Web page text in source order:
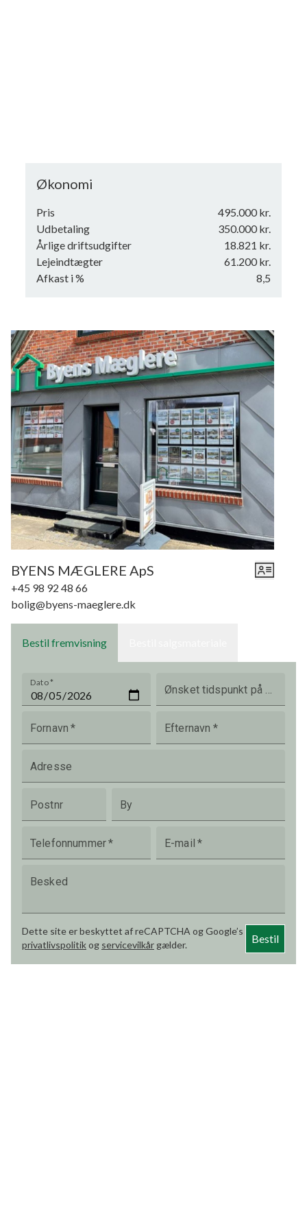
Økonomi
Pris
495.000 kr.
Udbetaling
350.000 kr.
Årlige driftsudgifter
18.821 kr.
Lejeindtægter
61.200 kr.
Afkast i %
8,5
BYENS MÆGLERE ApS
+45 98 92 48 66
bolig@byens-maeglere.dk
Bestil fremvisning
Dato*
Ønsket tidspunkt på dagen
Fornavn * Efternavn *
Adresse
Postnr By
Telefonnummer* E-mail *
Besked
Dette site er beskyttet af reCAPTCHA og Google’s
privatlivspolitikog servicevilkår gælder. Bestil